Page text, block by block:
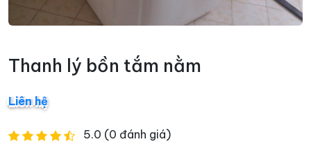
Thanh lý bồn tắm nằm
Liên hệ
5.0 (0 đánh giá)